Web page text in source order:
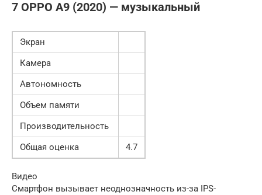
7 OPPO A9 (2020) — музыкальный
Экран
Камера
Автономность
Объем памяти
Производительность
Общая оценка
4.7
Видео
Смартфон вызывает неоднозначность из-за IPS-